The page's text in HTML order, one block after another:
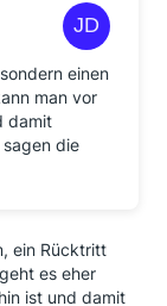
einen
man vor
damit
die
ein Rücktritt
es eher
ist und damit